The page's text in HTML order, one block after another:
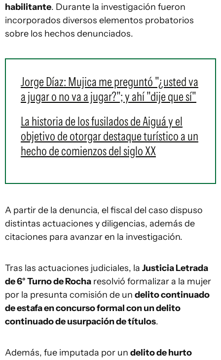
habilitante. Durante la investigación fueron
incorporados diversos elementos probatorios
sobre los hechos denunciados.
Jorge Díaz: Mujica me preguntó "¿usted va
a jugar o no va a jugar?"; y ahí "dije que sí"
La historia de los fusilados de Aiguá y el
objetivo de otorgar destaque turístico a un
hecho de comienzos del siglo XX
A partir de la denuncia, el fiscal del caso dispuso
distintas actuaciones y diligencias, además de
citaciones para avanzar en la investigación.
Tras las actuaciones judiciales, la Justicia Letrada
de 6° Turno de Rocha resolvió formalizar a la mujer
por la presunta comisión de un delito continuado
de estafa en concurso formal con un delito
continuado de usurpación de títulos.
Además, fue imputada por un delito de hurto